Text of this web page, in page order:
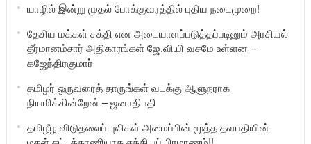
யாழில் இன்று முதல் போக்குவரத்தில் புதிய நடைமுறை!
தேசிய மக்கள் சக்தி என அடையாளப்படுத்தப்படினும் அரசியல்
தீர்மானம்சார் அதிகாரங்கள் ஜே.வி.பி வசமே உள்ளன –
கஜேந்திரகுமார்
தமிழர் ஒருவரைத் தாருங்கள் வடக்கு ஆளுநராக
நியமிக்கின்றேன் – ஜனாதிபதி
தமிழீழ விடுதலைப் புலிகள் அமைப்பின் மூத்த தளபதியின்